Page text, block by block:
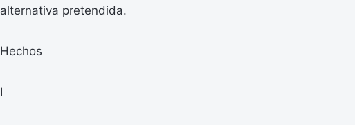
alternativa pretendida.
Hechos
I